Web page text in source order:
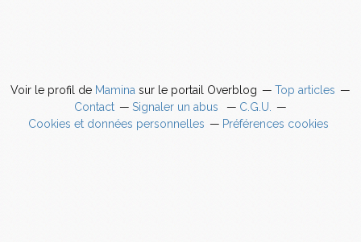
Voir le profil de Mamina sur le portail Overblog
Top articles
Contact
Signaler un abus
C.G.U.
Cookies et données personnelles
Préférences cookies